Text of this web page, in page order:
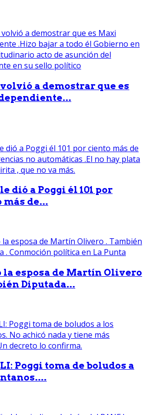
a demostrar que es
dió a Poggi él 101 por
más de...
esposa de Martín Olivero
Diputada...
Poggi toma de boludos a